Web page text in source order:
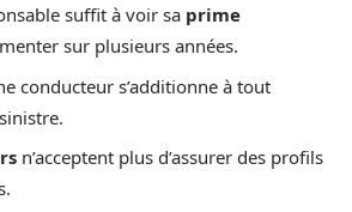
suffit à voir sa prime
sur plusieurs années.
conducteur s’additionne à tout
n’acceptent plus d’assurer des profils